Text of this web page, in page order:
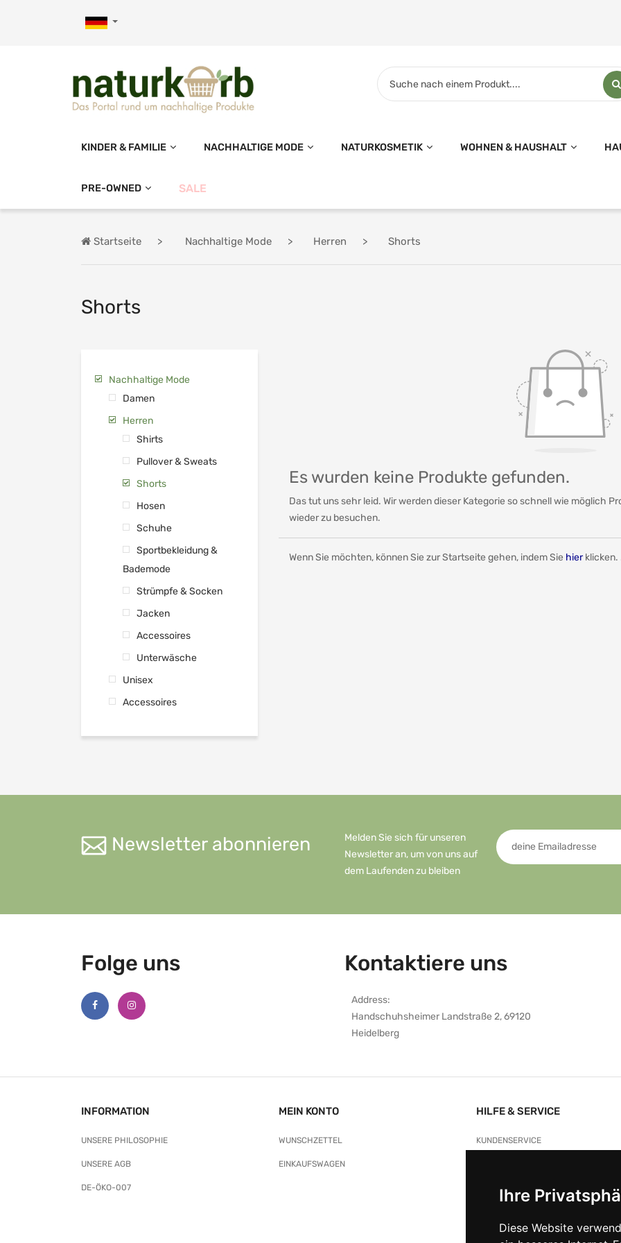
Ihre
Diese Website
KINDER & FAMILIE NACHHALTIGE MODE NATURKOSMETIK WOHNEN & HAUSHALT
PRE-OWNED SALE
Startseite Nachhaltige Mode Herren Shorts
Shorts
Nachhaltige Mode
Damen
Herren
Shirts
Pullover & Sweats
Shorts
Hosen
Schuhe
Sportbekleidung &
Bademode
Strümpfe & Socken
Jacken
Accessoires
Unterwäsche
Unisex
Accessoires
Es wurden keine Produkte gefunden.
Das tut uns sehr leid. Wir werden dieser Kategorie so schnell wie möglich
wieder zu besuchen.
Wenn Sie möchten, können Sie zur Startseite gehen, indem Sie hierklicken.
Newsletter abonnieren
Melden Sie sich für unseren
Newsletter an, um von uns auf
dem Laufenden zu bleiben
Folge uns Kontaktiere uns
Address:
Handschuhsheimer Landstraße 2, 69120
Heidelberg
INFORMATION
UNSERE PHILOSOPHIE
UNSERE AGB
DE-ÖKO-007
MEIN KONTO
WUNSCHZETTEL
EINKAUFSWAGEN
HILFE & SERVICE
KUNDENSERVICE